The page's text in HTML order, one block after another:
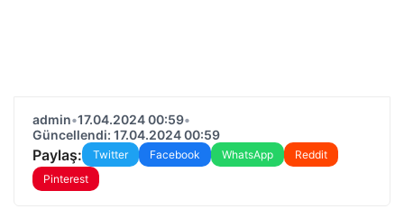
admin•17.04.2024 00:59•
Güncellendi: 17.04.2024 00:59
Paylaş: Twitter Facebook WhatsApp
Reddit
Pinterest